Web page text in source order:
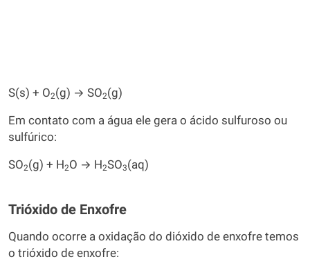
S(s) + O2(g) → SO2(g)
Em contato com a água ele gera o ácido sulfuroso ou
sulfúrico:
SO2(g) + H2O → H2SO3(aq)
Trióxido de Enxofre
Quando ocorre a oxidação do dióxido de enxofre temos
o trióxido de enxofre: